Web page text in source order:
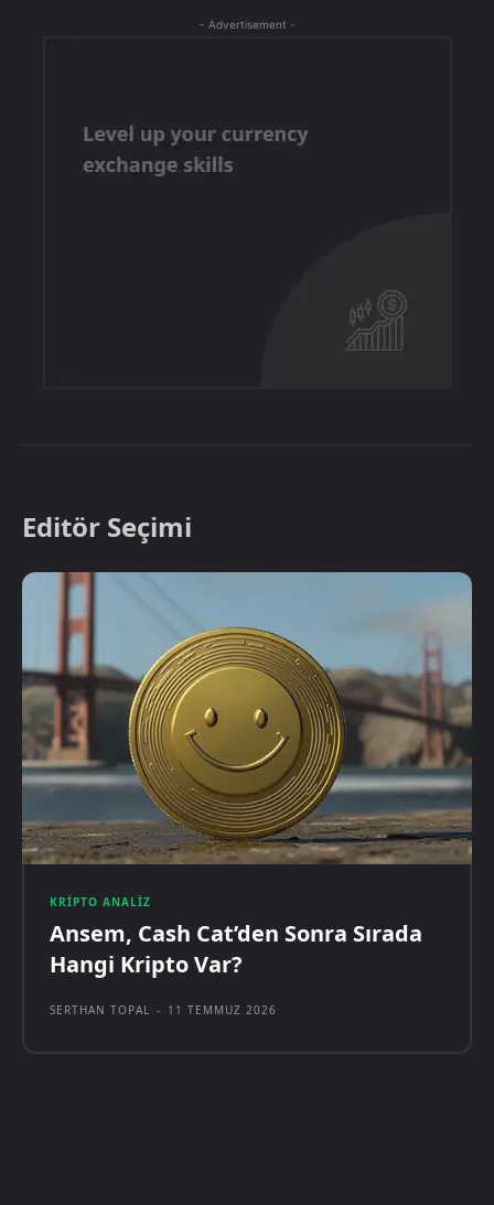
- Advertisement -
Editör Seçimi
KRIPTO ANALIZ
Ansem, Cash Cat’den Sonra Sırada
Hangi Kripto Var?
SERTHAN TOPAL - 11 TEMMUZ 2026